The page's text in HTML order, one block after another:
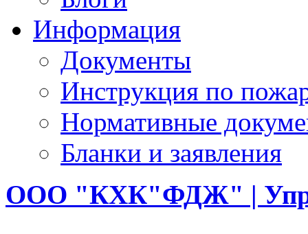
Информация
Документы
Инструкция по
Нормативные
Бланки и заявления
ООО "КХК"ФДЖ" |